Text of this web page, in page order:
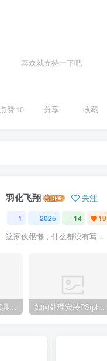
喜欢就支持一下吧
点赞10 分享 收藏
羽化飞翔 关注
1 2025 14 19
这家伙很懒，什么都没有写...
互联网常用软件工具资源汇总贴 如何处理安装PS(photoshop cc2018) 时，提示系统或者IE浏览器需要升级